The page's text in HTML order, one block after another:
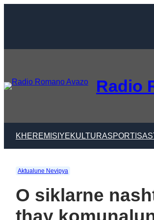
Radio
KHEREMISIYEKULTURASPORTI
Aktualune Nevipya
O siklarne